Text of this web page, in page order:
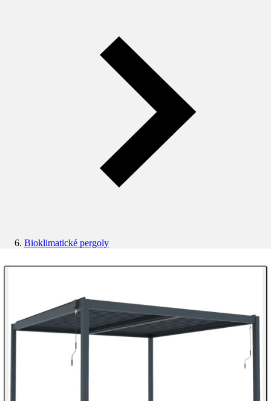
Bioklimatické pergoly